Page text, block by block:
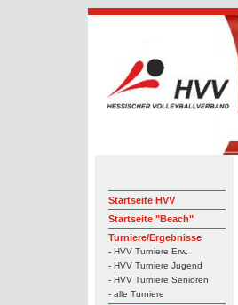
Startseite HVV
Startseite "Beach"
Turniere/Ergebnisse
- HVV Turniere Erw.
- HVV Turniere Jugend
- HVV Turniere Senioren
- alle Turniere